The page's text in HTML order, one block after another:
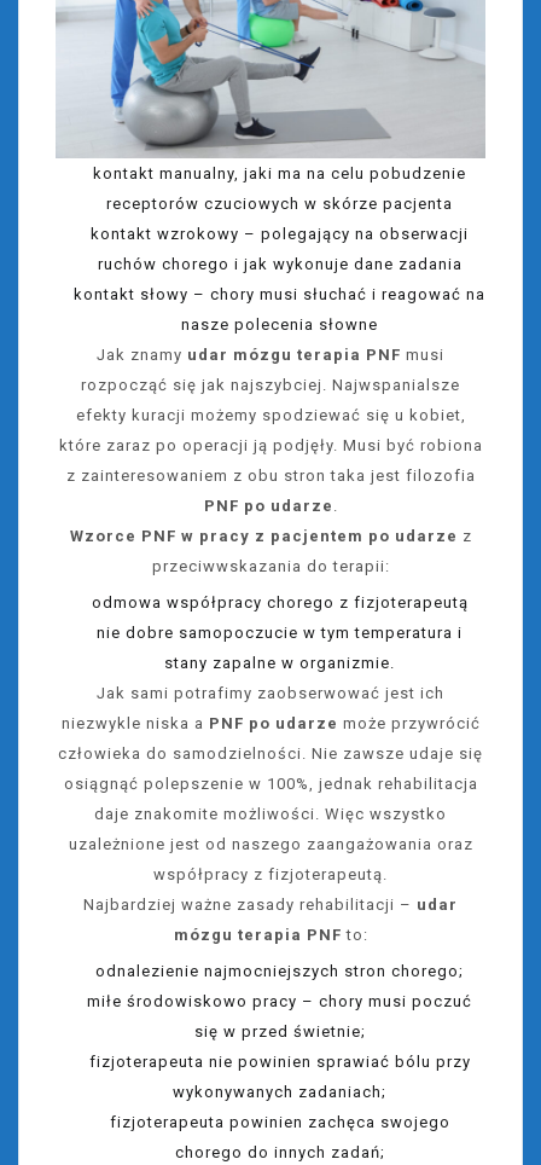
kontakt manualny, jaki ma na celu pobudzenie
receptorów czuciowych w skórze pacjenta
kontakt wzrokowy – polegający na obserwacji
ruchów chorego i jak wykonuje dane zadania
kontakt słowy – chory musi słuchać i reagować na
nasze polecenia słowne
Jak znamy udar mózgu terapia PNF musi
rozpocząć się jak najszybciej. Najwspanialsze
efekty kuracji możemy spodziewać się u kobiet,
które zaraz po operacji ją podjęły. Musi być robiona
z zainteresowaniem z obu stron taka jest filozofia
PNF po udarze
Wzorce PNF w pracy z pacjentem po udarze z
przeciwwskazania do terapii:
odmowa współpracy chorego z fizjoterapeutą
nie dobre samopoczucie w tym temperatura i
stany zapalne w organizmie.
Jak sami potrafimy zaobserwować jest ich
niezwykle niska a PNF po udarze może przywrócić
człowieka do samodzielności. Nie zawsze udaje się
osiągnąć polepszenie w 100%, jednak rehabilitacja
daje znakomite możliwości. Więc wszystko
uzależnione jest od naszego zaangażowania oraz
współpracy z fizjoterapeutą.
Najbardziej ważne zasady rehabilitacji – udar
mózgu terapia PNF to:
odnalezienie najmocniejszych stron chorego;
miłe środowiskowo pracy – chory musi poczuć
się w przed świetnie;
fizjoterapeuta nie powinien sprawiać bólu przy
wykonywanych zadaniach;
fizjoterapeuta powinien zachęca swojego
chorego do innych zadań;